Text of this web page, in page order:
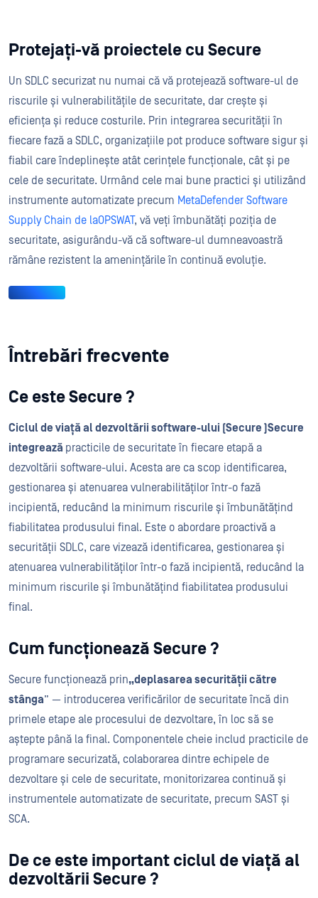
Protejați-vă proiectele cu Secure
Un SDLC securizat nu numai că vă protejează software-ul de
riscurile și vulnerabilitățile de securitate, dar crește și
eficiența și reduce costurile. Prin integrarea securității în
fiecare fază a SDLC, organizațiile pot produce software sigur și
fiabil care îndeplinește atât cerințele funcționale, cât și pe
cele de securitate. Urmând cele mai bune practici și utilizând
instrumente automatizate precum MetaDefender Software
Supply Chain de laOPSWAT, vă veți îmbunătăți poziția de
securitate, asigurându-vă că software-ul dumneavoastră
rămâne rezistent la amenințările în continuă evoluție.
Întrebări frecvente
Ce este Secure ?
Ciclul de viață al dezvoltării software-ului (Secure )Secure
integrează practicile de securitate în fiecare etapă a
dezvoltării software-ului. Acesta are ca scop identificarea,
gestionarea și atenuarea vulnerabilităților într-o fază
incipientă, reducând la minimum riscurile și îmbunătățind
fiabilitatea produsului final. Este o abordare proactivă a
securității SDLC, care vizează identificarea, gestionarea și
atenuarea vulnerabilităților într-o fază incipientă, reducând la
minimum riscurile și îmbunătățind fiabilitatea produsului
final.
Cum funcționează Secure ?
Secure funcționează prin„deplasarea securității către
stânga” — introducerea verificărilor de securitate încă din
primele etape ale procesului de dezvoltare, în loc să se
aștepte până la final. Componentele cheie includ practicile de
programare securizată, colaborarea dintre echipele de
dezvoltare și cele de securitate, monitorizarea continuă și
instrumentele automatizate de securitate, precum SAST și
SCA.
De ce este important ciclul de viață al
dezvoltării Secure ?